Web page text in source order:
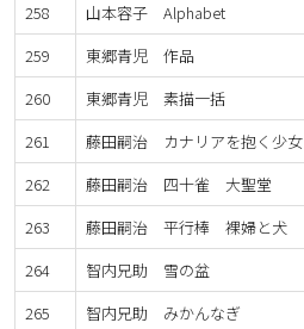
258
山本容子 Alphabet
259
東郷青児 作品
260
東郷青児 素描一括
261
藤田嗣治 カナリアを抱く少女
262
藤田嗣治 四十雀 大聖堂
263
藤田嗣治 平行棒 裸婦と犬
264
智内兄助 雪の盆
265
智内兄助 みかんなぎ